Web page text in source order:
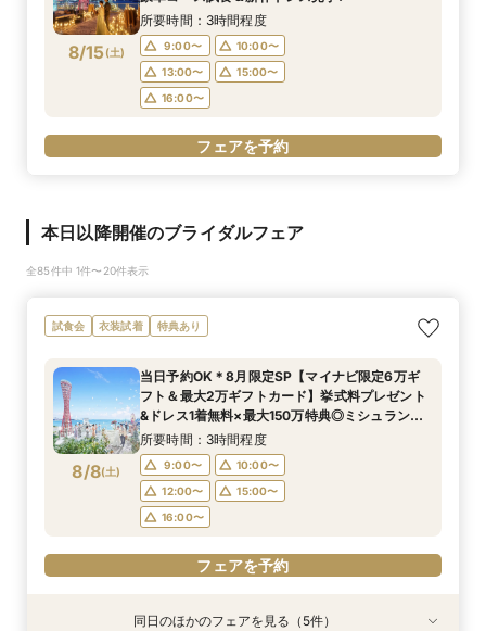
8/15(土)
所要時間：3時間程度
9:00〜
10:00〜
13:00〜
15:00〜
16:00〜
フェアを予約
本日以降開催のブライダルフェア
全85件中 1件〜20件表示
試食会 衣装試着 特典あり
8/8(土)
当日予約OK＊8月限定SP【マイナビ限定6万ギ
フト＆最大2万ギフトカード】挙式料プレゼント
&ドレス1着無料×最大150万特典◎ミシュラン
キー獲得★豪華4万コース試食＆新作ドレス試着
♪
所要時間：3時間程度
9:00〜
10:00〜
12:00〜
15:00〜
16:00〜
フェアを予約
特典あり
特典あり
特典あり
特典あり
特典あり同日のほかのフェアを見る（5件）